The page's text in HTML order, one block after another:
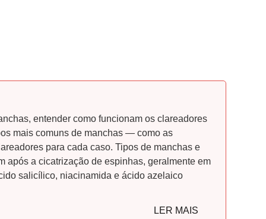
entender como funcionam os clareadores
mais comuns de manchas — como as
para cada caso. Tipos de manchas e
após a cicatrização de espinhas, geralmente em
salicílico, niacinamida e ácido azelaico
LER MAIS